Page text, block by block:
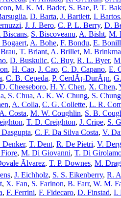
, M. K. M. Bader, S. Bae, P. T.
, D. Barta, J. Bartlett, I. Bartos,
, J. J. Bero, C. P. L. Berry, D.
Biscans, S. Biscoveanu, A. Bisht, M.
Bogaert, A. Bohe, F. Bondu, E.
, T. Briant, A. Brillet, M.
, D. Buskulic, C. Buy, R. L. Byer,
, H. Cao, J. Cao, C. D. Capano, E.
, C. B. Cepeda, P. CerdÃ¡-DurÃ¡n,
Cheeseboro, H. Y. Chen, X. Chen,
, S. Chua, A. K. W. Chung, S. Chung
, A. Colla, C. G. Collette, L. R.
Costa, M. W. Coughlin, S. B.
, T. D. Creighton, J. Cripe, S.
, C. F. Da Silva Costa, V.
Denker, T. Dent, R. De Pietri, V.
, M. Di Giovanni, T. Di
Ãlvarez, T. P. Downes, M.
, J. Eichholz, S. S. Eikenberry, R.
, X. Fan, S. Farinon, B. Farr, W. M.
, F. Ferrini, F. Fidecaro, D. Finstad, I.